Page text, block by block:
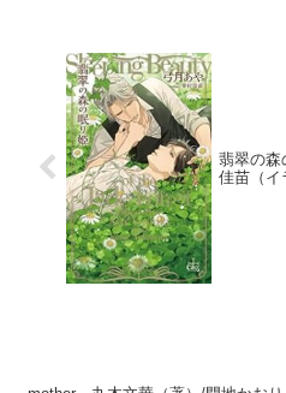
翡翠の
佳苗（イ